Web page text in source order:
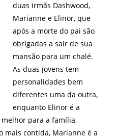
duas irmãs Dashwood,
Marianne e Elinor, que
após a morte do pai são
obrigadas a sair de sua
mansão para um chalé.
As duas jovens tem
personalidades bem
diferentes uma da outra,
enquanto Elinor é a
para a família,
mais contida, Marianne é a